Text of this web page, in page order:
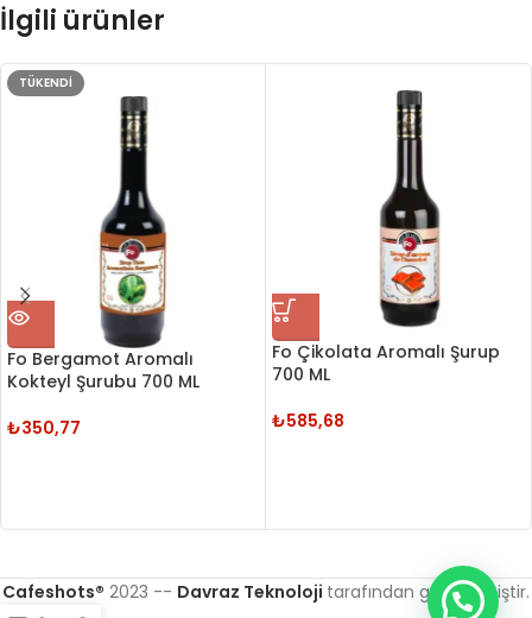
İlgili ürünler
TÜKENDI
Fo Bergamot Aromalı
Kokteyl Şurubu 700 ML
₺350,77
Fo Çikolata Aromalı Şurup
700 ML
₺585,68
Cafeshots® 2023 -- Davraz Teknoloji tarafından geliştirilmiştir.